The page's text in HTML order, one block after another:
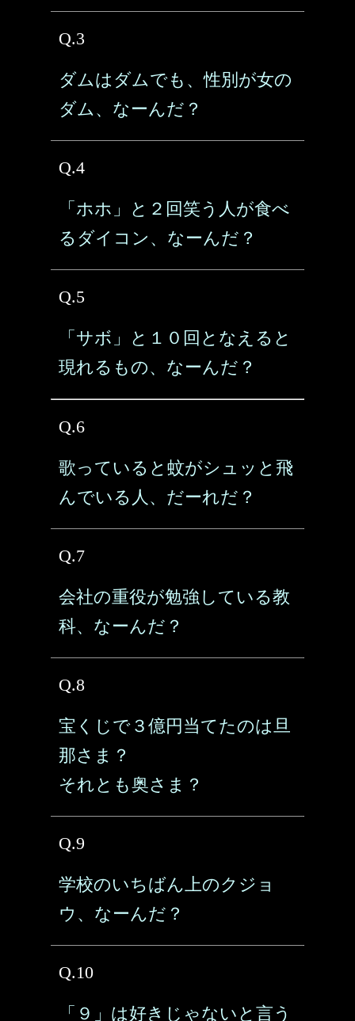
Q.3
ダムはダムでも、性別が女の
ダム、なーんだ？
Q.4
「ホホ」と２回笑う人が食べ
るダイコン、なーんだ？
Q.5
「サボ」と１０回となえると
現れるもの、なーんだ？
Q.6
歌っていると蚊がシュッと飛
んでいる人、だーれだ？
Q.7
会社の重役が勉強している教
科、なーんだ？
Q.8
宝くじで３億円当てたのは旦
那さま？
それとも奥さま？
Q.9
学校のいちばん上のクジョ
ウ、なーんだ？
Q.10
「９」は好きじゃないと言う